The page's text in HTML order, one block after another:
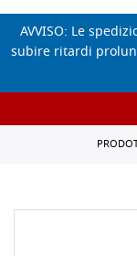
AVVISO: Le
subire ritardi